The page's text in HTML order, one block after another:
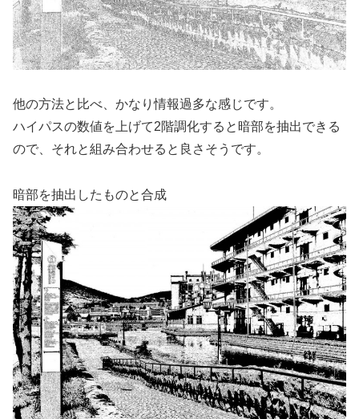
他の方法と比べ、かなり情報過多な感じです。
ハイパスの数値を上げて2階調化すると暗部を抽出できる
ので、それと組み合わせると良さそうです。
暗部を抽出したものと合成